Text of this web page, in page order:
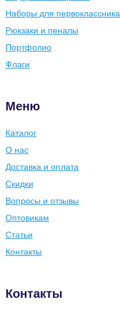
Наборы для первоклассника
Рюкзаки и пеналы
Портфолио
Флаги
Меню
Каталог
О нас
Доставка и оплата
Скидки
Вопросы и отзывы
Оптовикам
Статьи
Контакты
Контакты